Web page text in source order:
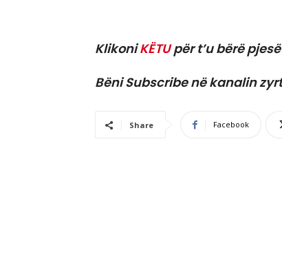
KlikoniKËTUpër t’u bërë
Bëni Subscribe në kanalin
Share Facebook